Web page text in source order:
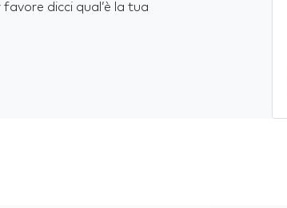
dicci qual’è la tua